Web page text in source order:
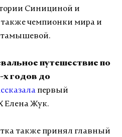
Синициной и
чемпионки мира и
путешествие по
х годов до
первый
Елена Жук.
также принял главный